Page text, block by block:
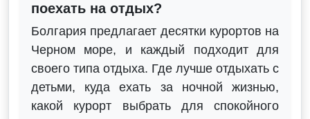
поехать на отдых?
Болгария предлагает десятки курортов на
Черном море, и каждый подходит для
своего типа отдыха. Где лучше отдыхать с
детьми, куда ехать за ночной жизнью,
какой курорт выбрать для спокойного